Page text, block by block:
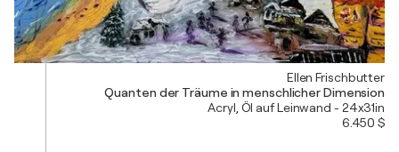
Ellen Frischbutter
Quanten der Träume in menschlicher Dimension
Acryl, Öl auf Leinwand - 24x31in
6.450 $